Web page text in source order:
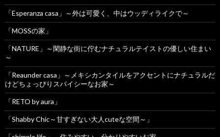
「Esperanza casa」～外は可愛く、中はウッディライクで～
「MOSSの家」
「NATURE」～閑静な街に佇むナチュラルテイストの優しい住まい
～
「Reaunder casa」～メキシカンタイルをアクセントにナチュラルだ
けどちょっぴりスパイシーなお家～
「RETO by aura」
「Shabby Chic～甘すぎない大人cuteな空間～」